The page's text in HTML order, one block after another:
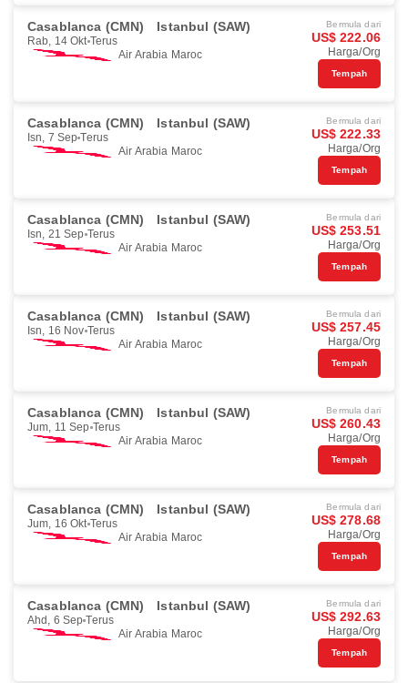
Casablanca (CMN) Istanbul (SAW)
Rab, 14 Okt Terus
Air Arabia Maroc
Bermula dari
US$ 222.06
Harga/Org
Tempah
Casablanca (CMN) Istanbul (SAW)
Isn, 7 Sep Terus
Air Arabia Maroc
Bermula dari
US$ 222.33
Harga/Org
Tempah
Casablanca (CMN) Istanbul (SAW)
Isn, 21 Sep Terus
Air Arabia Maroc
Bermula dari
US$ 253.51
Harga/Org
Tempah
Casablanca (CMN) Istanbul (SAW)
Isn, 16 Nov Terus
Air Arabia Maroc
Bermula dari
US$ 257.45
Harga/Org
Tempah
Casablanca (CMN) Istanbul (SAW)
Jum, 11 Sep Terus
Air Arabia Maroc
Bermula dari
US$ 260.43
Harga/Org
Tempah
Casablanca (CMN) Istanbul (SAW)
Jum, 16 Okt Terus
Air Arabia Maroc
Bermula dari
US$ 278.68
Harga/Org
Tempah
Casablanca (CMN) Istanbul (SAW)
Ahd, 6 Sep Terus
Air Arabia Maroc
Bermula dari
US$ 292.63
Harga/Org
Tempah